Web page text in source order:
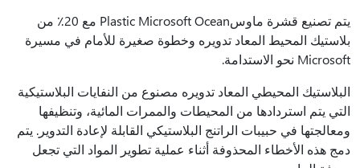
يتم تصنيع قشرة ماوسPlastic Microsoft Ocean مع 20٪ من
بلاستيك المحيط المعاد تدويره وخطوة صغيرة للأمام في مسيرة
Microsoft نحو الاستدامة.
البلاستيك المحيطي المعاد تدويره مصنوع من النفايات البلاستيكية
التي يتم استردادها من المحيطات والممرات المائية، وتنظيفها
ومعالجتها في حبيبات الراتنج البلاستيكي القابلة لإعادة التدوير. يتم
دمج هذه الأخطاء المحذوفة أثناء عملية تطوير المواد التي تجعل